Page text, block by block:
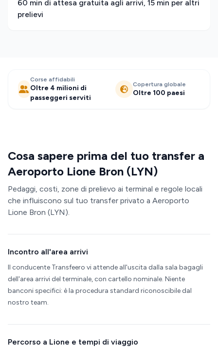
60 min di attesa gratuita agli arrivi, 15 min per altri
prelievi
Corse affidabili
Oltre 4 milioni di
passeggeri serviti
Copertura globale
Oltre 100 paesi
Cosa sapere prima del tuo transfer a
Aeroporto Lione Bron (LYN)
Pedaggi, costi, zone di prelievo ai terminal e regole locali
che influiscono sul tuo transfer privato a Aeroporto
Lione Bron (LYN).
Incontro all'area arrivi
Il conducente Transfeero vi attende all'uscita dalla sala bagagli
dell'area arrivi del terminale, con cartello nominale. Niente
banconi specifici: è la procedura standard riconoscibile dal
nostro team.
Percorso a Lione e tempi di viaggio